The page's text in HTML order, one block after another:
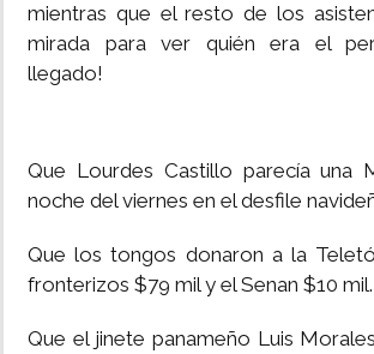
IMPRESO
mientras que el resto de los
mirada para ver quién era el
llegado!
Que Lourdes Castillo parecía una
noche del viernes en el desfile
Que los tongos donaron a la
fronterizos $79 mil y el Senan $10 mil.
Que el jinete panameño Luis